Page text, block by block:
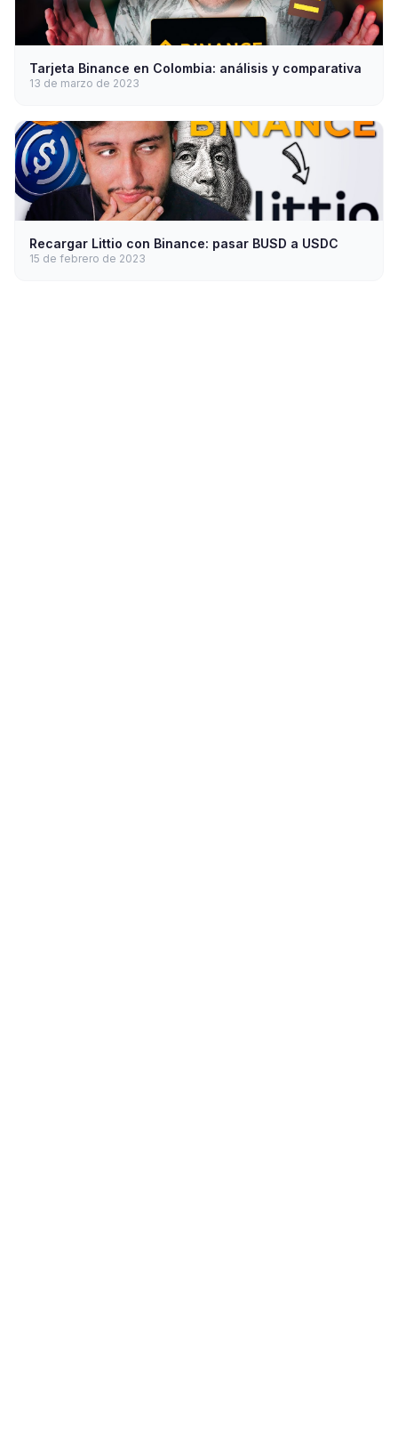
Tarjeta Binance en Colombia: análisis y comparativa
13 de marzo de 2023
Recargar Littio con Binance: pasar BUSD a USDC
15 de febrero de 2023